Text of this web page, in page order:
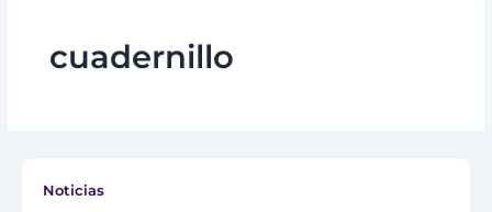
cuadernillo
Noticias